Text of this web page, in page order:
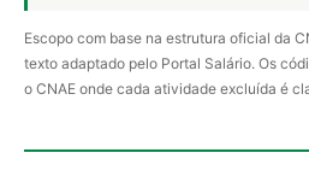
Escopo com base na estrutura oficial da
texto adaptado pelo Portal Salário. Os
o CNAE onde cada atividade excluída é